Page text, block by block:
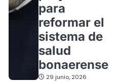
para
reformar el
sistema de
salud
bonaerense
29 junio, 2026